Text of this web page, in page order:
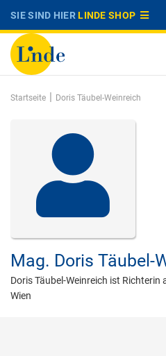
SIE SIND HIERLINDE SHOP
Startseite | Doris Täubel-Weinreich
Mag. Doris Täubel-
Doris Täubel-Weinreich ist
Wien